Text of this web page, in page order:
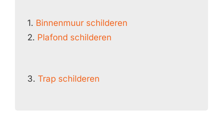
1. Binnenmuur schilderen
2. Plafond schilderen
3. Trap schilderen